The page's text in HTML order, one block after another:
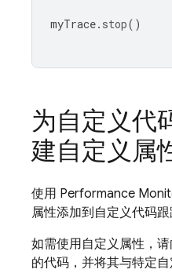
myTrace. stop()
为自定义代
建自定义属
使用 Performance
属性添加到自定义代码跟
如需使用自定义属性，
的代码，并将其与特定